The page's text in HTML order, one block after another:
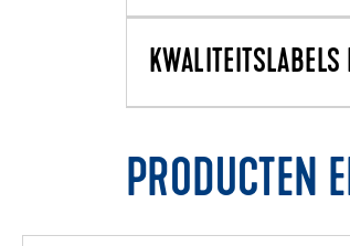
KWALITEITSLABELS
PRODUCTEN